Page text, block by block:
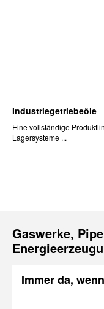
Industriegetriebeöle
Eine vollständige
Lagersysteme ...
Gaswerke,
Immer da,